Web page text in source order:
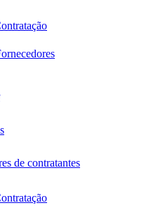
de contratantes